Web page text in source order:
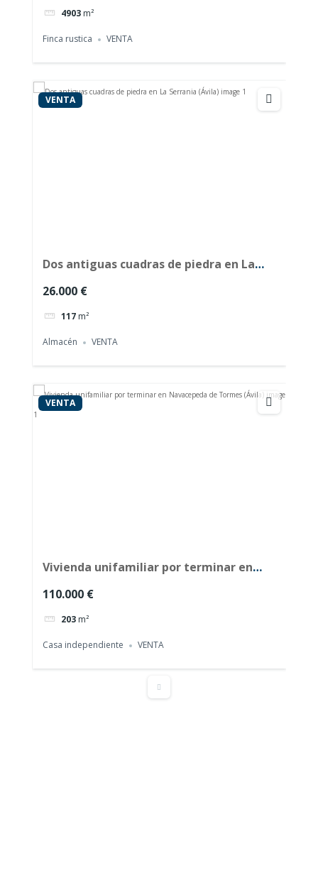
4903 m²
Finca rustica VENTA
VENTA
Dos antiguas cuadras de piedra en La
26.000 €
117 m²
Almacén VENTA
VENTA
Vivienda unifamiliar por terminar en
110.000 €
203 m²
Casa independiente VENTA